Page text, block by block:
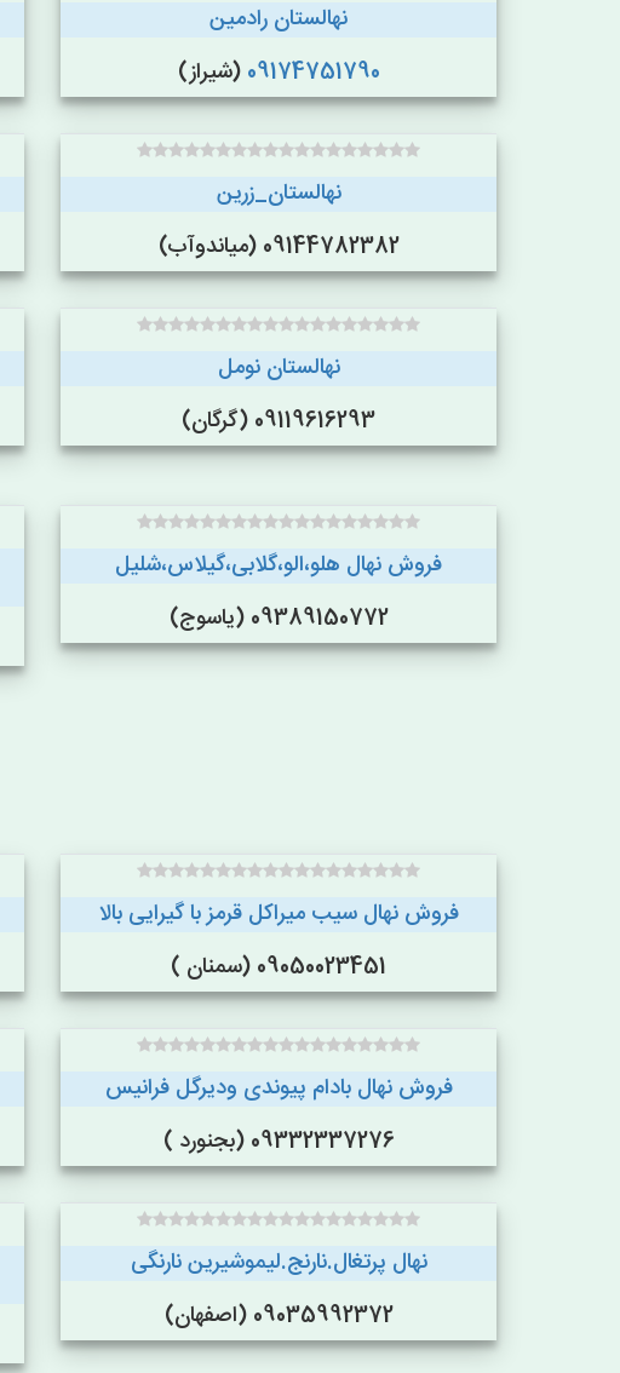
نهالستان رادمین
09174751790 (شیراز)
نهالستان_زرین
09144782382 (میاندوآب)
نهالستان نومل
09119616293 (گرگان)
فروش نهال هلو،الو،گلابی،گیلاس،شلیل
09389150772 (یاسوج)
فروش نهال سیب میراکل قرمز با گیرایی بالا
09050023451 (سمنان )
فروش نهال بادام پیوندی ودیرگل فرانیس
09332337276 (بجنورد )
نهال پرتغال.نارنج.لیموشیرین نارنگی
09035992372 (اصفهان)